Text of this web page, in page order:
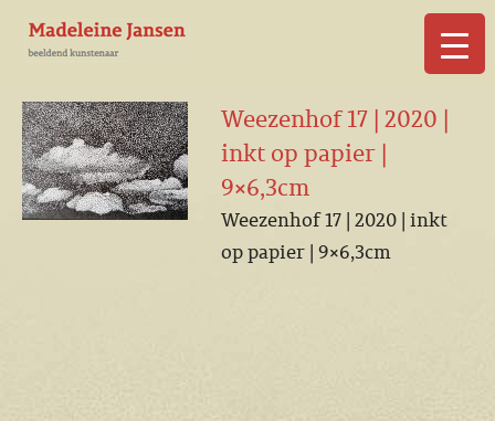
Weezenhof 17 | 2020 |
inkt op papier |
9×6,3cm
Weezenhof 17 | 2020 | inkt
op papier | 9×6,3cm